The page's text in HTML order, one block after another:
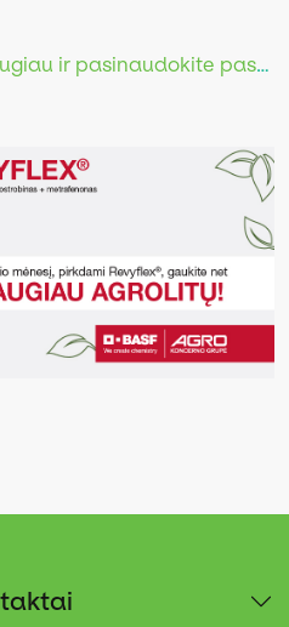
RevyFlex – sužinokite daugiau ir pasinaudokite pasiūlymu